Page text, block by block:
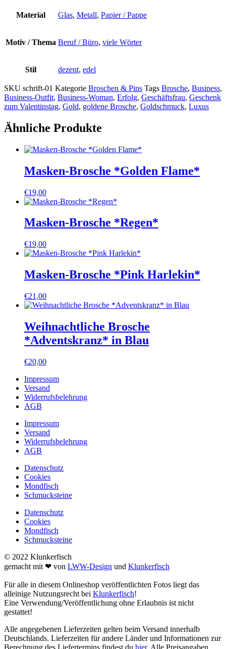
Material Glas, Metall, Papier / Pappe
Motiv / Thema Beruf / Büro, viele Wörter
Stil dezent, edel
SKU schrift-01 Kategorie Broschen & Pins Tags Brosche, Business,
Business-Outfit, Business-Woman, Erfolg, Geschäftsfrau, Geschenk
zum Valentinstag, Gold, goldene Brosche, Goldschmuck, Luxus
Ähnliche Produkte
Masken-Brosche *Golden Flame*
€19,00
Masken-Brosche *Regen*
€19,00
Masken-Brosche *Pink Harlekin*
€21,00
Weihnachtliche Brosche
*Adventskranz* in Blau
€20,00
Impressum
Versand
Widerrufsbelehrung
AGB
Impressum
Versand
Widerrufsbelehrung
AGB
Datenschutz
Cookies
Mondfisch
Schmucksteine
Datenschutz
Cookies
Mondfisch
Schmucksteine
© 2022 Klunkerfisch
gemacht mit ❤ von LWW-Design und Klunkerfisch
Für alle in diesem Onlineshop veröffentlichten Fotos liegt das
alleinige Nutzungsrecht bei Klunkerfisch!
Eine Verwendung/Veröffentlichung ohne Erlaubnis ist nicht
gestattet!
Alle angegebenen Lieferzeiten gelten beim Versand innerhalb
Deutschlands. Lieferzeiten für andere Länder und Informationen zur
Berechnung des Liefertermins findest du hier. Alle Preisangaben